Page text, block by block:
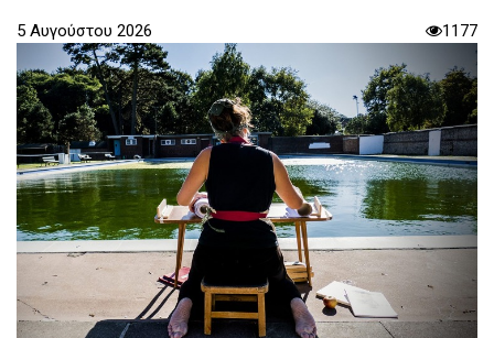
5 Αυγούστου 2026 1177